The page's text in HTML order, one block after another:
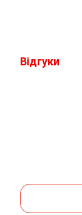
Відгуки